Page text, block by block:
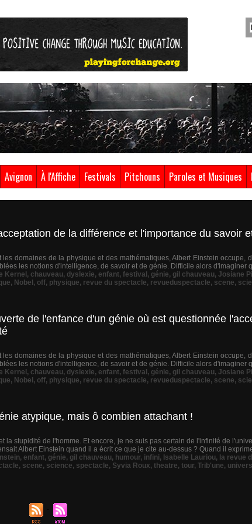
Avignon À l'Affiche Festivals Pitchouns Paroles et Musiques
de la différence et l'importance du savoir
domaines de la physique et des mathématiques, Albert Einstein occupe,
les notions d'intelligence, de savoir et de génie. Difficile alors d'imaginer
Kernel , chauveau, dyslexie, enfant, festival , génie, gil chauveau, Josiane
, Nobel , off, physique, revue du spectacle, revueduspectacle, scene,
de l'enfance d'un génie où est questionnée
domaines de la physique et des mathématiques, Albert Einstein occupe,
les notions d'intelligence, de savoir et de génie. Difficile alors d'imaginer
Kernel , chauveau, dyslexie, enfant, festival , génie, gil chauveau, Josiane
, Nobel , off, physique, revue du spectacle, revueduspectacle, scene,
atypique, mais ô combien attachant !
la stupidité de l'homme. Et encore, je ne suis pas certain de l'infinité de
Albert Einstein quand il a écrit ce que je cite au-dessus ? Quand il
, enfant, génie, gil chauveau, humour, infini, Isabelle Lauriou, la revue
, scene, science, spectacle, Syvia Roux, theatre, tour, Trib'une, univers